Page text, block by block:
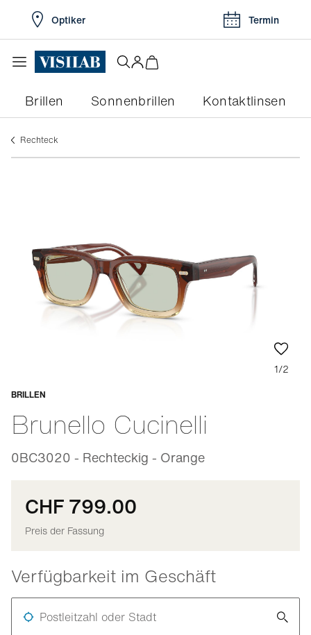
Optiker Termin
Brillen Sonnenbrillen Kontaktlinsen
rechteck
1/2
BRILLEN
Brunello Cucinelli
0BC3020 - Rechteckig - Orange
Anpassbar
CHF 799.00
Preis der Fassung
Verfügbarkeit im Geschäft
Postleitzahl oder Stadt